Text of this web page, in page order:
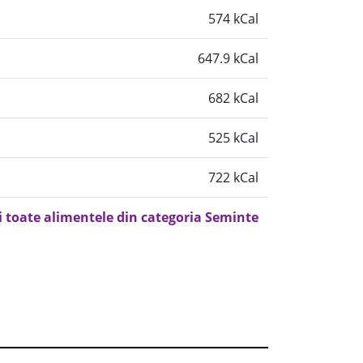
574 kCal
647.9 kCal
682 kCal
525 kCal
722 kCal
toate alimentele din categoria Seminte